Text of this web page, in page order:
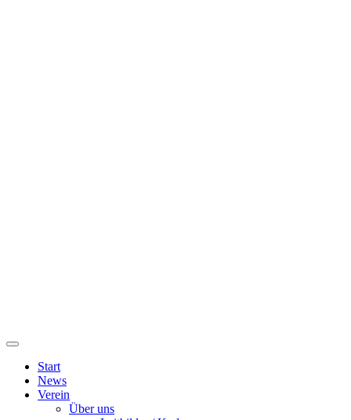
Start
News
Verein
Über uns